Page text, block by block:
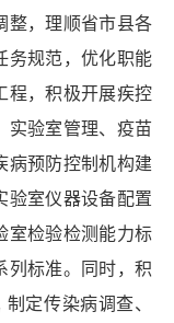
整，理顺省市县各
务规范，优化职能
程，积极开展疾控
实验室管理、疫苗
病预防控制机构建
验室仪器设备配置
室检验检测能力标
列标准。同时，积
制定传染病调查、